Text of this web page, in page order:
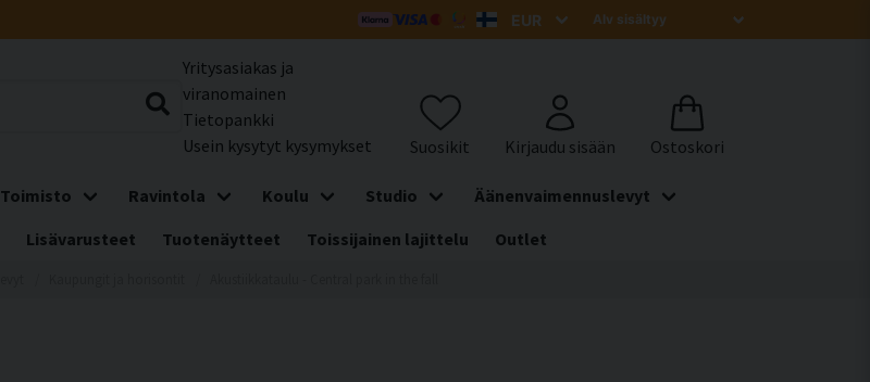
Yritysasiakas ja
viranomainen
Tietopankki
Usein kysytyt kysymykset
Toimisto Ravintola Koulu Studio
Äänenvaimennuslevyt
Lisävarusteet Tuotenäytteet Toissijainen lajittelu Outlet